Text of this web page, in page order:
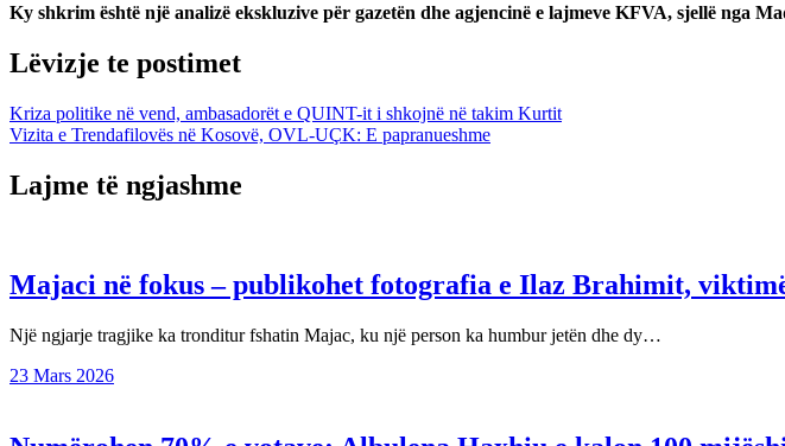
Ky shkrim është një analizë ekskluzive për gazetën dhe agjencinë e lajmeve KFVA, sjellë nga
Lëvizje te postimet
Kriza politike në vend, ambasadorët e QUINT-it i shkojnë në takim Kurtit
Vizita e Trendafilovës në Kosovë, OVL-UÇK: E papranueshme
Lajme të ngjashme
Majaci në fokus – publikohet fotografia e Ilaz Brahimit,
Një ngjarje tragjike ka tronditur fshatin Majac, ku një person ka humbur jetën dhe dy…
23 Mars 2026